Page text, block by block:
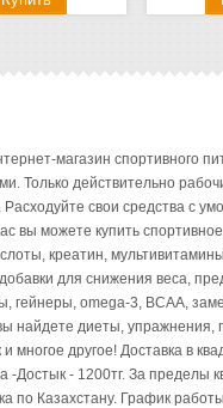
магазин спортивного
Только действительно
свои средства с
вы можете купить
креатин,
для снижения веса,
гейнеры, omega-3, BCAA,
найдете диеты, упражнения,
многое другое! Доставка в
-Достык - 1200тг. За пределы
по Казахстану. График